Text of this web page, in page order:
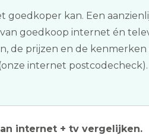
kan. Een
goedkoop internet én
de prijzen en de
internet
internet + tv vergelijken.